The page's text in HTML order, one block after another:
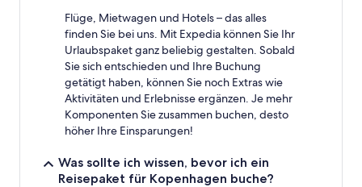
Flüge, Mietwagen und Hotels – das alles
finden Sie bei uns. Mit Expedia können Sie Ihr
Urlaubspaket ganz beliebig gestalten. Sobald
Sie sich entschieden und Ihre Buchung
getätigt haben, können Sie noch Extras wie
Aktivitäten und Erlebnisse ergänzen. Je mehr
Komponenten Sie zusammen buchen, desto
höher Ihre Einsparungen!
Was sollte ich wissen, bevor ich ein
Reisepaket für Kopenhagen buche?